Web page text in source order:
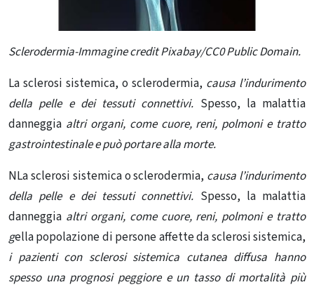
Sclerodermia-Immagine credit Pixabay/CC0 Public Domain.
La sclerosi sistemica, o sclerodermia, causa l’indurimento
della pelle e dei tessuti connettivi. Spesso, la malattia
danneggia altri organi, come cuore, reni, polmoni e tratto
gastrointestinale e può portare alla morte.
NLa sclerosi sistemica o sclerodermia, causa l’indurimento
della pelle e dei tessuti connettivi. Spesso, la malattia
danneggia altri organi, come cuore, reni, polmoni e tratto
gella popolazione di persone affette dasclerosi sistemica,
i pazienti con sclerosi sistemica cutanea diffusa hanno
spesso una prognosi peggiore e un tasso di mortalità più